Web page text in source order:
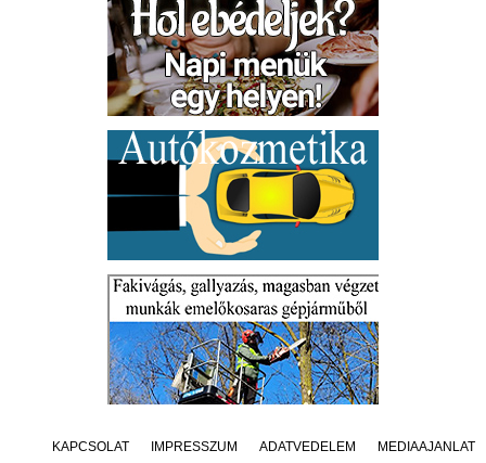
KAPCSOLAT IMPRESSZUM ADATVÉDELEM MÉDIAAJÁNLAT